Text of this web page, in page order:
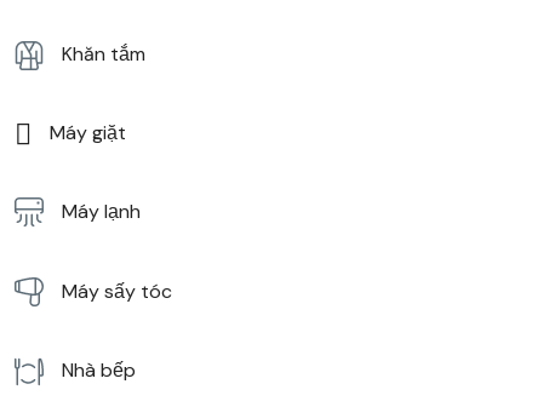
Khăn tắm
Máy giặt
Máy lạnh
Máy sấy tóc
Nhà bếp